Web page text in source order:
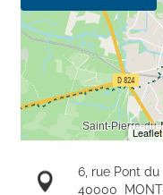
6, rue Pont
40000